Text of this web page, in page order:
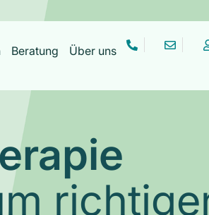
Beratung Über uns